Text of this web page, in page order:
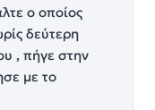
ο οποίος
δεύτερη
, πήγε στην
με το